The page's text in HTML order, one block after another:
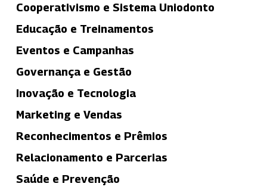
Cooperativismo e Sistema Uniodonto
Educação e Treinamentos
Eventos e Campanhas
Governança e Gestão
Inovação e Tecnologia
Marketing e Vendas
Reconhecimentos e Prêmios
Relacionamento e Parcerias
Saúde e Prevenção